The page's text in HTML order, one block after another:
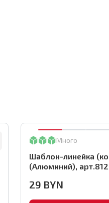
Много
Шаблон-линейка
(Алюминий),
29 BYN